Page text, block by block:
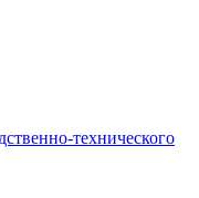
технического